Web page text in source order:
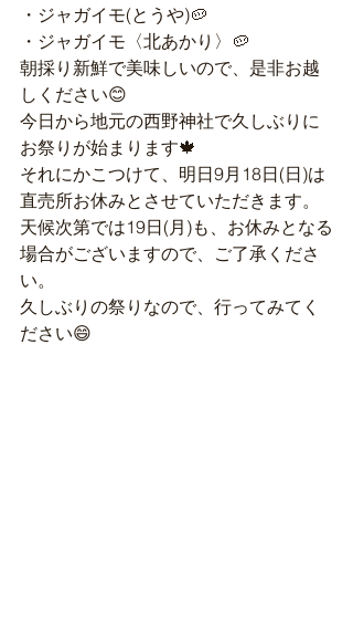
・ジャガイモ(とうや)🥔
・ジャガイモ〈北あかり〉🥔
朝採り新鮮で美味しいので、是非お越
しください😊
今日から地元の西野神社で久しぶりに
お祭りが始まります🍁
それにかこつけて、明日9月18日(日)は
直売所お休みとさせていただきます。
天候次第では19日(月)も、お休みとなる
場合がございますので、ご了承くださ
い。
久しぶりの祭りなので、行ってみてく
ださい😄